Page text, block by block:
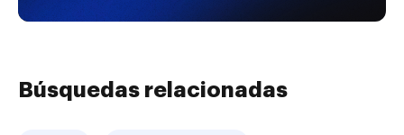
Búsquedas relacionadas